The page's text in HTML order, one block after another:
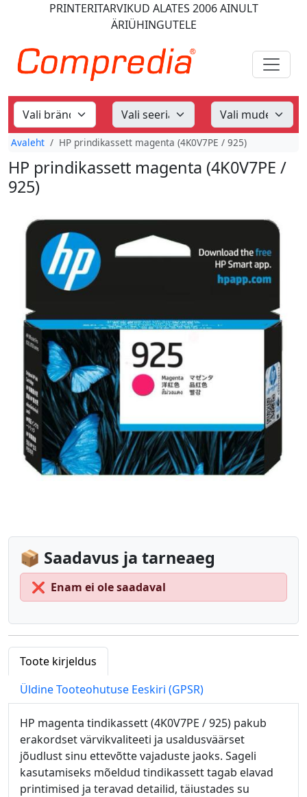
PRINTERITARVIKUD ALATES 2006AINULT
ÄRIÜHINGUTELE
Avaleht HP prindikassett magenta (4K0V7PE / 925)
HP prindikassett magenta (4K0V7PE /
925)
📦 Saadavus ja tarneaeg
❌ Enam ei ole saadaval
Toote kirjeldus
Üldine Tooteohutuse Eeskiri (GPSR)
HP magenta tindikassett (4K0V7PE / 925) pakub
erakordset värvikvaliteeti ja usaldusväärset
jõudlust sinu ettevõtte vajaduste jaoks. Sageli
kasutamiseks mõeldud tindikassett tagab elavad
printimised ja teravad detailid, täiustades su